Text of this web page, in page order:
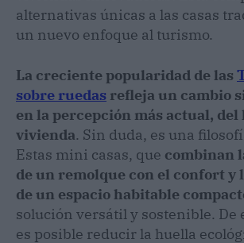
alternativas únicas a las casas
un nuevo enfoque al turismo.
La creciente popularidad de las
sobre ruedas refleja un cambio
en la percepción más actual, del
vivienda. Sin duda, es una
Estas mini casas, que combinan
de un remolque con el confort y
de un espacio habitable
solución versátil y sostenible. De
es posible reducir la huella